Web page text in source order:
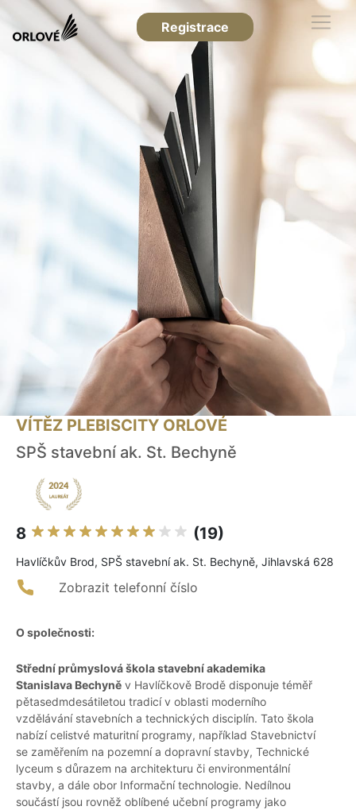
Registrace
VÍTĚZ PLEBISCITY ORLOVÉ
SPŠ stavební ak. St. Bechyně
8 (19)
Havlíčkův Brod, SPŠ stavební ak. St. Bechyně, Jihlavská 628
Zobrazit telefonní číslo
O společnosti:
Střední průmyslová škola stavební akademika
Stanislava Bechyně v Havlíčkově Brodě disponuje téměř
pětasedmdesátiletou tradicí v oblasti moderního
vzdělávání stavebních a technických disciplín. Tato škola
nabízí celistvé maturitní programy, například Stavebnictví
se zaměřením na pozemní a dopravní stavby, Technické
lyceum s důrazem na architekturu či environmentální
stavby, a dále obor Informační technologie. Nedílnou
součástí jsou rovněž oblíbené učební programy jako